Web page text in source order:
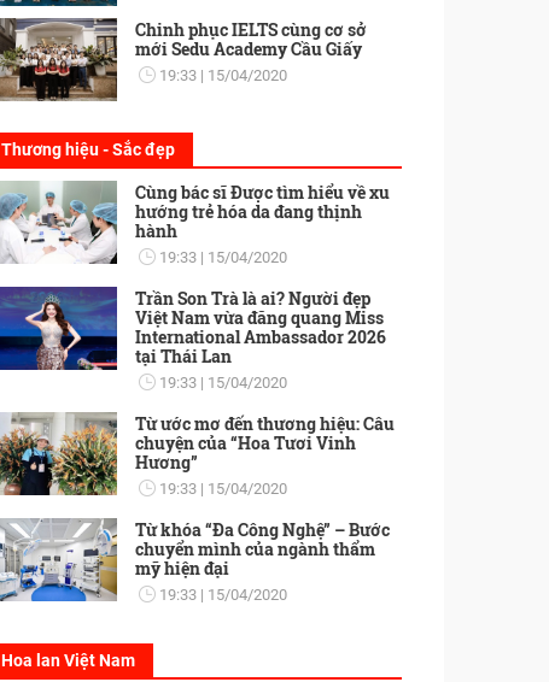
Chinh phục IELTS cùng cơ sở
mới Sedu Academy Cầu Giấy
19:33 15/04/2020
Thương hiệu - Sắc đẹp
Cùng bác sĩ Được tìm hiểu về xu
hướng trẻ hóa da đang thịnh
hành
19:33 15/04/2020
Trần Son Trà là ai? Người đẹp
Việt Nam vừa đăng quang Miss
International Ambassador 2026
tại Thái Lan
19:33 15/04/2020
Từ ước mơ đến thương hiệu: Câu
chuyện của “Hoa Tươi Vinh
Hương”
19:33 15/04/2020
Từ khóa “Đa Công Nghệ” – Bước
chuyển mình của ngành thẩm
mỹ hiện đại
19:33 15/04/2020
Hoa lan Việt Nam